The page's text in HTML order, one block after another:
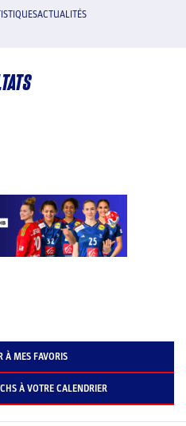
ACTUALITÉS
À MES FAVORIS
À VOTRE CALENDRIER